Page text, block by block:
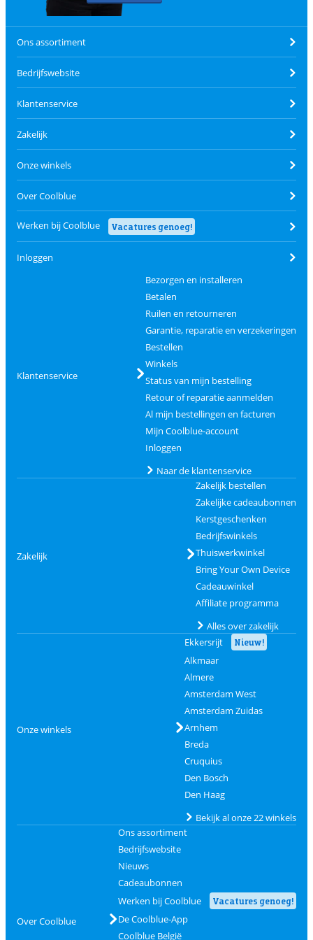
Ons assortiment
Bedrijfswebsite
Klantenservice
Zakelijk
Onze winkels
Over Coolblue
Werken bij Coolblue Vacatures genoeg!
Inloggen
Klantenservice
Bezorgen en installeren
Betalen
Ruilen en retourneren
Garantie, reparatie en verzekeringen
Bestellen
Winkels
Status van mijn bestelling
Retour of reparatie aanmelden
Al mijn bestellingen en facturen
Mijn Coolblue-account
Inloggen
Naar de klantenservice
Zakelijk
Zakelijk bestellen
Zakelijke cadeaubonnen
Kerstgeschenken
Bedrijfswinkels
Thuiswerkwinkel
Bring Your Own Device
Cadeauwinkel
Affiliate programma
Alles over zakelijk
Onze winkels
Ekkersrijt Nieuw!
Alkmaar
Almere
Amsterdam West
Amsterdam Zuidas
Arnhem
Breda
Cruquius
Den Bosch
Den Haag
Bekijk al onze 22 winkels
Over Coolblue
Ons assortiment
Bedrijfswebsite
Nieuws
Cadeaubonnen
Werken bij Coolblue
Vacatures genoeg!
De Coolblue-App
Coolblue België